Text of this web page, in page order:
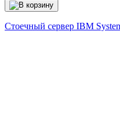
Стоечный сервер IBM